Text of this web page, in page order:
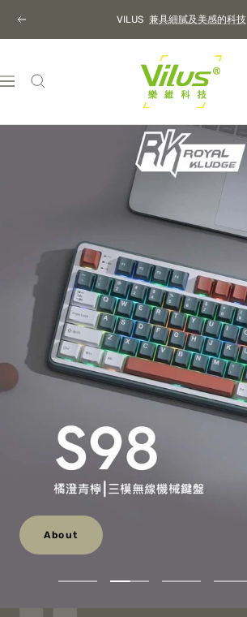
Previous VILUS 兼具細膩及美感的科技
Navigation
樂
維
科
About
to
to
to